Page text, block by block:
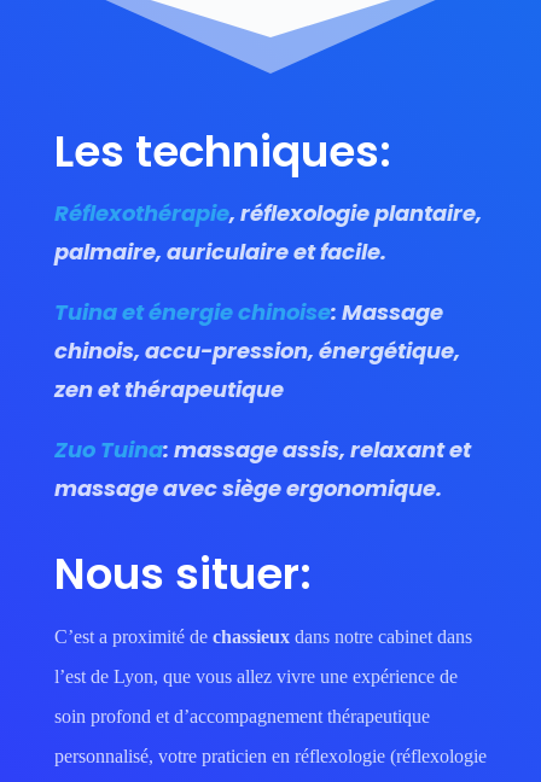
Les techniques:
Réflexothérapie, réflexologie plantaire,
palmaire, auriculaire et facile.
Tuina et énergie chinoise: Massage
chinois, accu-pression, énergétique,
zen et thérapeutique
Zuo Tuina: massage assis, relaxant et
massage avec siège ergonomique.
Nous situer:
C’est a proximité de chassieuxdans notre cabinet dans
l’est de Lyon, que vous allez vivre une expérience de
soin profond et d’accompagnement thérapeutique
personnalisé, votre praticien en réflexologie (réflexologie